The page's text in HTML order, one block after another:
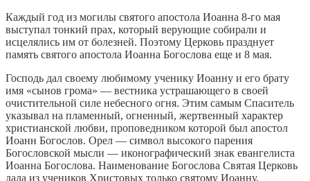
Каждый год из могилы святого апостола Иоанна 8-го мая
выступал тонкий прах, который верующие собирали и
исцелялись им от болезней. Поэтому Церковь празднует
память святого апостола Иоанна Богослова еще и 8 мая.
Господь дал своему любимому ученику Иоанну и его брату
имя «сынов грома» — вестника устрашающего в своей
очистительной силе небесного огня. Этим самым Спаситель
указывал на пламенный, огненный, жертвенный характер
христианской любви, проповедником которой был апостол
Иоанн Богослов. Орел — символ высокого парения
Богословской мысли — иконографический знак евангелиста
Иоанна Богослова. Наименование Богослова Святая Церковь
дала из учеников Христовых только святому Иоанну,